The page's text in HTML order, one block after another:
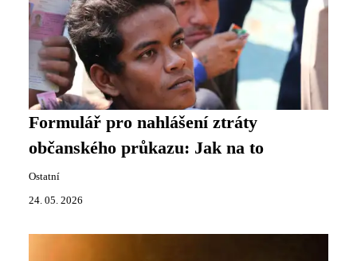
Formulář pro nahlášení ztráty
občanského průkazu: Jak na to
Ostatní
24. 05. 2026